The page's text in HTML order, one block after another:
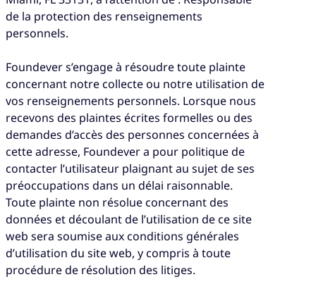
de la protection des renseignements
personnels.
Foundever s’engage à résoudre toute plainte
concernant notre collecte ou notre utilisation de
vos renseignements personnels. Lorsque nous
recevons des plaintes écrites formelles ou des
demandes d’accès des personnes concernées à
cette adresse, Foundever a pour politique de
contacter l’utilisateur plaignant au sujet de ses
préoccupations dans un délai raisonnable.
Toute plainte non résolue concernant des
données et découlant de l’utilisation de ce site
web sera soumise aux conditions générales
d’utilisation du site web, y compris à toute
procédure de résolution des litiges.